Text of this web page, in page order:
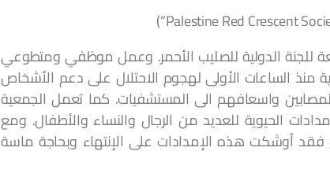
للجنة الدولية للصليب الأحمر. وعمل موظفي ومتطوعي
منذ الساعات الأولى لهجوم الاحتلال على دعم الأشخاص
للمصابين واسعافهم الى المستشفيات. كما تعمل الجمعية
لتقديم الإمدادات الحيوية للعديد من الرجال والنساء والأطفال. ومع
فقد أوشكت هذه الإمدادات على الإنتهاء وبحاجة ماسة